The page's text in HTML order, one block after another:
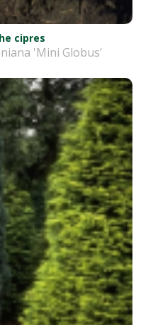
cipres
'Mini Globus'